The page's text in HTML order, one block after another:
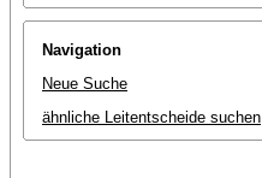
Navigation
Neue Suche
ähnliche Leitentscheide suchen